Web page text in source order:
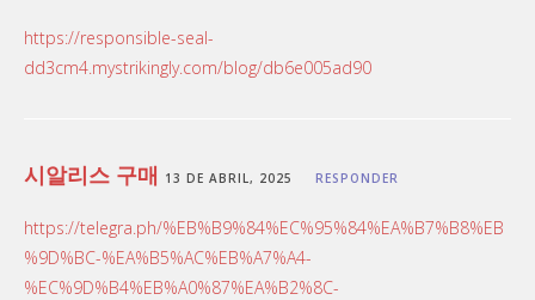
https://responsible-seal-
dd3cm4.mystrikingly.com/blog/db6e005ad90
시알리스 구매 13 DE ABRIL, 2025 RESPONDER
https://telegra.ph/%EB%B9%84%EC%95%84%EA%B7%B8%EB
%9D%BC-%EA%B5%AC%EB%A7%A4-
%EC%9D%B4%EB%A0%87%EA%B2%8C-